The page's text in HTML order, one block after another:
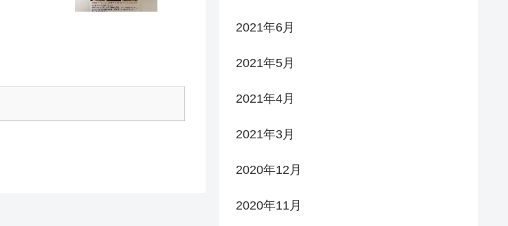
2021年6月
2021年5月
2021年4月
2021年3月
2020年12月
2020年11月